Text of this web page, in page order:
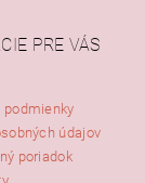
osobných údajov
PRE VÁS
podmienky
údajov
poriadok